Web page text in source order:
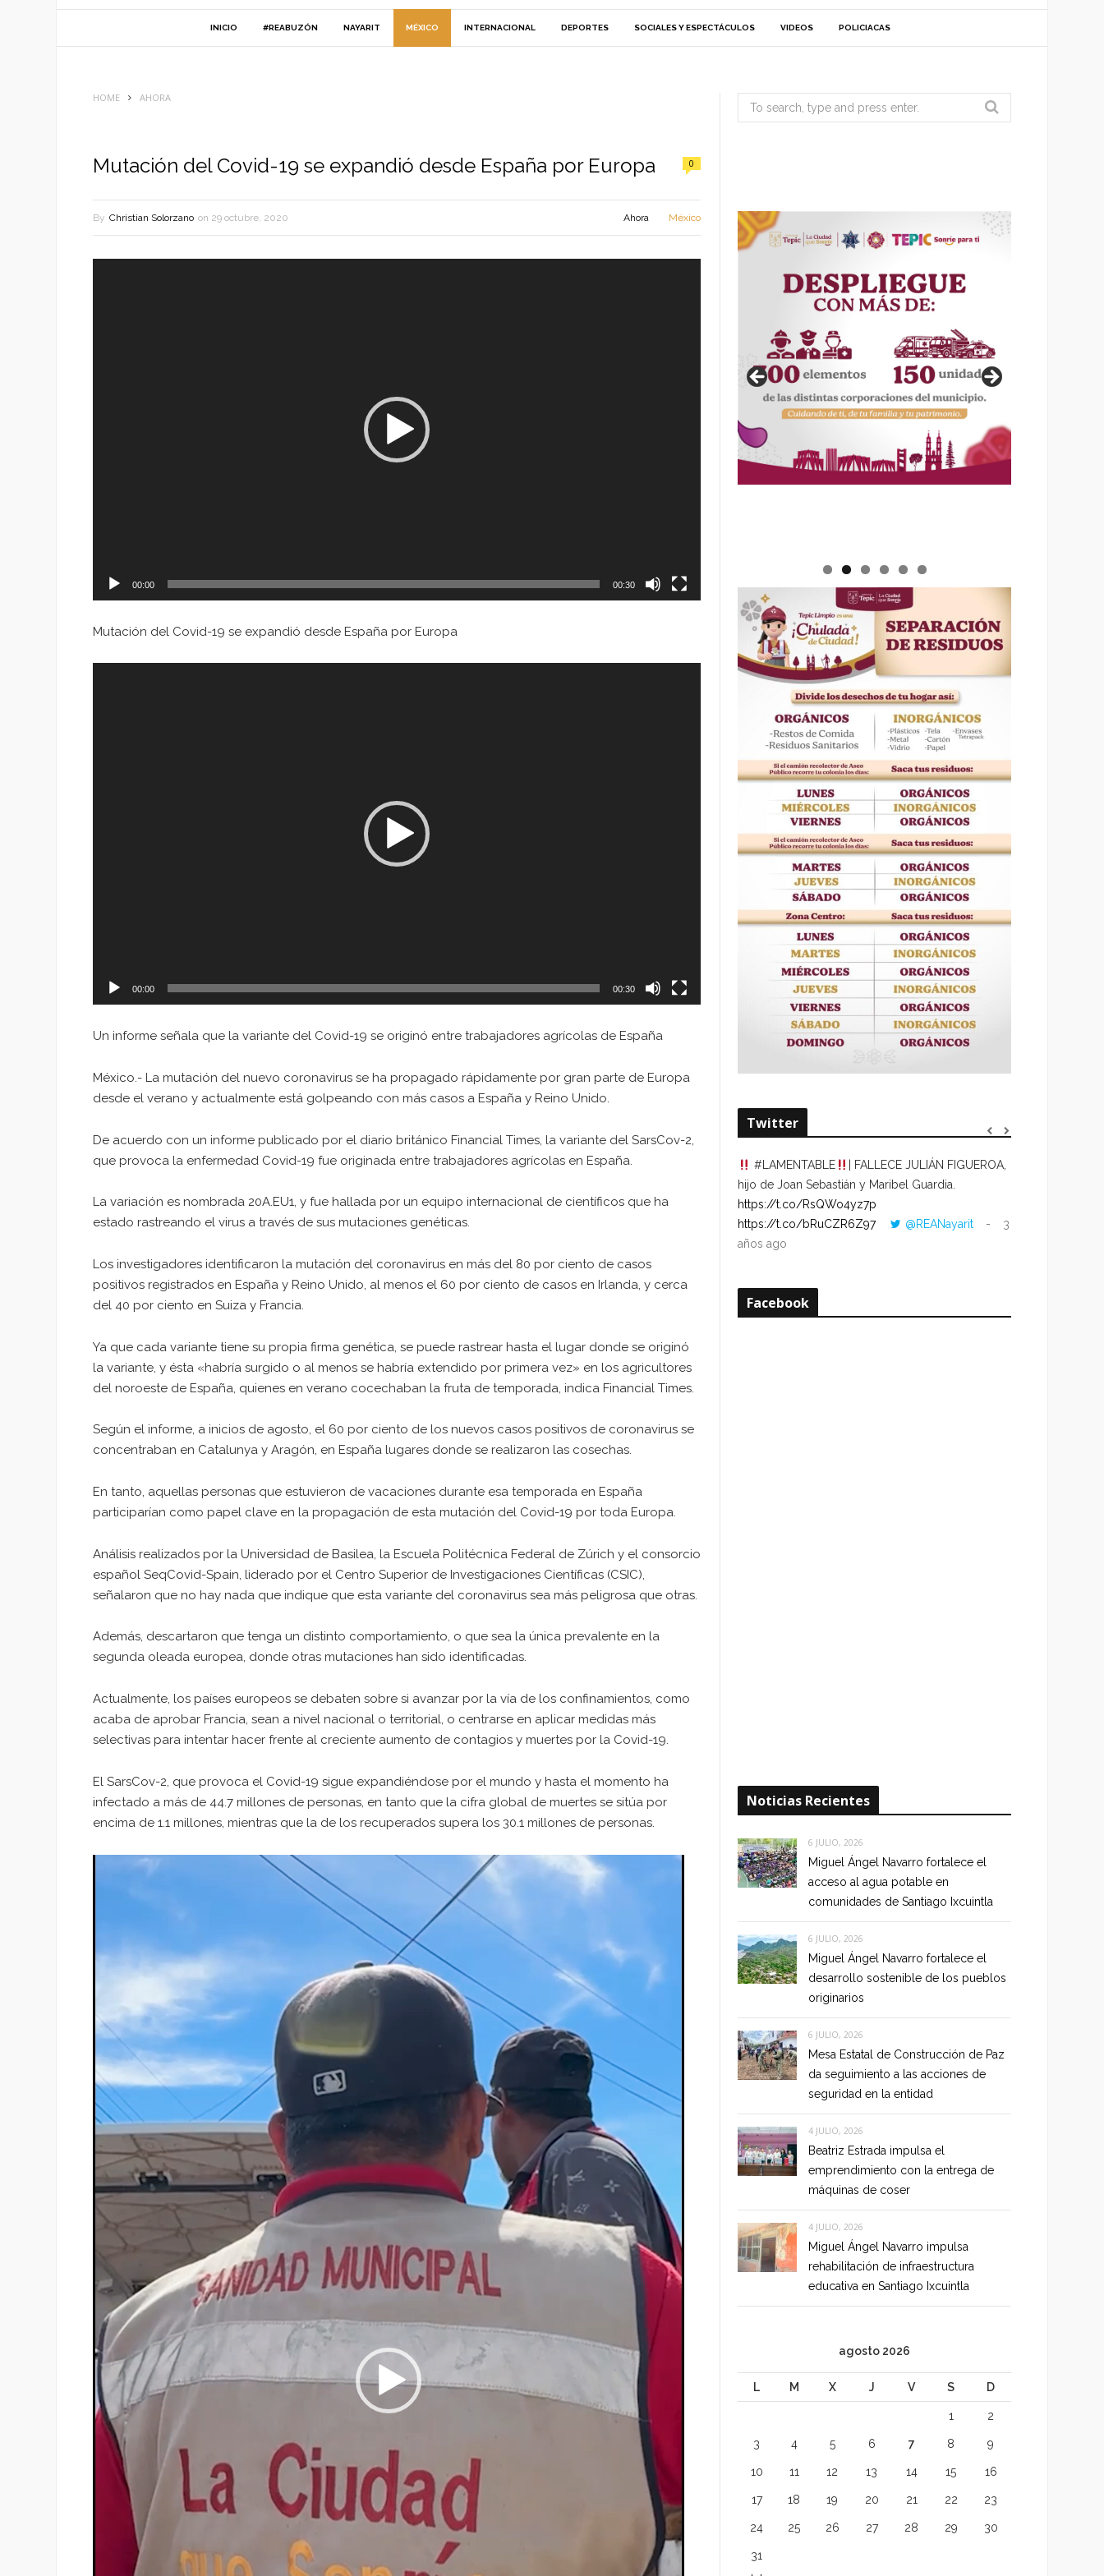
INICIO #REABUZÓN NAYARIT MÉXICO INTERNACIONAL DEPORTES SOCIALES Y ESPECTÁCULOS VIDEOS POLICIACAS
HOME AHORA
Mutación del Covid-19 se expandió desde España por Europa 0
By Christian Solorzano on 29 octubre, 2020 Ahora México
00:00 00:30
Mutación del Covid-19 se expandió desde España por Europa
00:00 00:30
Un informe señala que la variante del Covid-19 se originó entre trabajadores agrícolas de España
México.- La mutación del nuevo coronavirus se ha propagado rápidamente por gran parte de Europa
desde el verano y actualmente está golpeando con más casos a España y Reino Unido.
De acuerdo con un informe publicado por el diario británico Financial Times, la variante del SarsCov-2,
que provoca la enfermedad Covid-19 fue originada entre trabajadores agrícolas en España.
La variación es nombrada 20A.EU1, y fue hallada por un equipo internacional de científicos que ha
estado rastreando el virus a través de sus mutaciones genéticas.
Los investigadores identificaron la mutación del coronavirus en más del 80 por ciento de casos
positivos registrados en España y Reino Unido, al menos el 60 por ciento de casos en Irlanda, y cerca
del 40 por ciento en Suiza y Francia.
Ya que cada variante tiene su propia firma genética, se puede rastrear hasta el lugar donde se originó
la variante, y ésta «habría surgido o al menos se habría extendido por primera vez» en los agricultores
del noroeste de España, quienes en verano cocechaban la fruta de temporada, indica Financial Times.
Según el informe, a inicios de agosto, el 60 por ciento de los nuevos casos positivos de coronavirus se
concentraban en Catalunya y Aragón, en España lugares donde se realizaron las cosechas.
En tanto, aquellas personas que estuvieron de vacaciones durante esa temporada en España
participarían como papel clave en la propagación de esta mutación del Covid-19 por toda Europa.
Análisis realizados por la Universidad de Basilea, la Escuela Politécnica Federal de Zúrich y el consorcio
español SeqCovid-Spain, liderado por el Centro Superior de Investigaciones Científicas (CSIC),
señalaron que no hay nada que indique que esta variante del coronavirus sea más peligrosa que otras.
Además, descartaron que tenga un distinto comportamiento, o que sea la única prevalente en la
segunda oleada europea, donde otras mutaciones han sido identificadas.
Actualmente, los países europeos se debaten sobre si avanzar por la vía de los confinamientos, como
acaba de aprobar Francia, sean a nivel nacional o territorial, o centrarse en aplicar medidas más
selectivas para intentar hacer frente al creciente aumento de contagios y muertes por la Covid-19.
El SarsCov-2, que provoca el Covid-19 sigue expandiéndose por el mundo y hasta el momento ha
infectado a más de 44.7 millones de personas, en tanto que la cifra global de muertes se sitúa por
encima de 1.1 millones, mientras que la de los recuperados supera los 30.1 millones de personas.
Reproductor
Search
for:
Twitter
#LAMENTABLE
| FALLECE JULIÁN FIGUEROA,
hijo de Joan Sebastián y Maribel Guardia.
https://t.co/RsQWo4yz7p
https://t.co/bRuCZR6Z97
@REANayarit
3
años ago
Facebook
Noticias Recientes
6 JULIO, 2026
Miguel Ángel Navarro fortalece el
acceso al agua potable en
comunidades de Santiago Ixcuintla
6 JULIO, 2026
Miguel Ángel Navarro fortalece el
desarrollo sostenible de los pueblos
originarios
6 JULIO, 2026
Mesa Estatal de Construcción de Paz
da seguimiento a las acciones de
seguridad en la entidad
4 JULIO, 2026
Beatriz Estrada impulsa el
emprendimiento con la entrega de
máquinas de coser
4 JULIO, 2026
Miguel Ángel Navarro impulsa
rehabilitación de infraestructura
educativa en Santiago Ixcuintla
agosto 2026
L M X J V S D
1 2
3 4 5 6 7 8 9
10 11 12 13 14 15 16
17 18 19 20 21 22 23
24 25 26 27 28 29 30
31